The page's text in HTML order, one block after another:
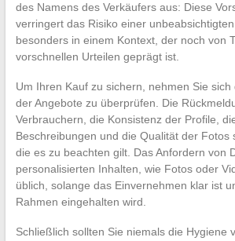
des Namens des Verkäufers aus: Diese
verringert das Risiko einer unbeabsichtigten
besonders in einem Kontext, der noch von
vorschnellen Urteilen geprägt ist.
Um Ihren Kauf zu sichern, nehmen Sie
der Angebote zu überprüfen. Die
Verbrauchern, die Konsistenz der Profile,
Beschreibungen und die Qualität der Fotos
die es zu beachten gilt. Das Anfordern von
personalisierten Inhalten, wie Fotos oder
üblich, solange das Einvernehmen klar ist
Rahmen eingehalten wird.
Schließlich sollten Sie niemals die Hygiene